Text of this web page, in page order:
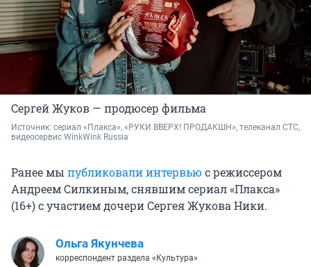
Сергей Жуков — продюсер фильма
Источник: сериал «Плакса», «РУКИ ВВЕРХ! ПРОДАКШН», телеканал СТС,
видеосервис WinkWink Russia
Ранее мы публиковали интервью с режиссером
Андреем Силкиным, снявшим сериал «Плакса»
(16+) с участием дочери Сергея Жукова Ники.
Ольга Якунчева
корреспондент раздела «Культура»